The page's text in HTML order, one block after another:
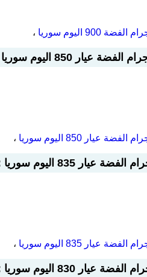
900 اليوم سوريا ،
850 اليوم سوريا : 226.03 ليرة سورية
عيار 850 اليوم سوريا ،
835 اليوم سوريا : 222.041 ليرة سورية
عيار 835 اليوم سوريا ،
830 اليوم سوريا : 220.712 ليرة سورية